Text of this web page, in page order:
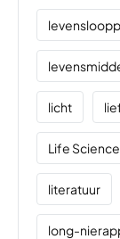
licht
Life
literatuur
long-